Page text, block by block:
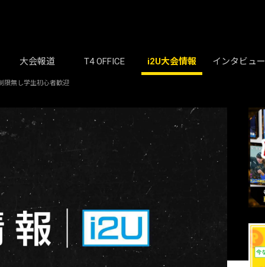
大会報道 T4 OFFICE i2U大会情報 インタビュー
限無し学生初心者歓迎